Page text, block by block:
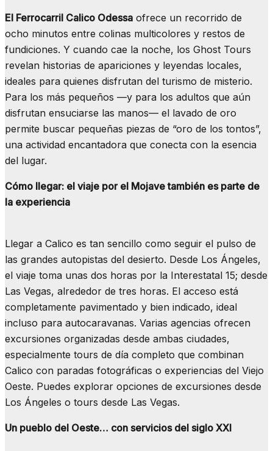
El Ferrocarril Calico Odessa ofrece un recorrido de
ocho minutos entre colinas multicolores y restos de
fundiciones. Y cuando cae la noche, los Ghost Tours
revelan historias de apariciones y leyendas locales,
ideales para quienes disfrutan del turismo de misterio.
Para los más pequeños —y para los adultos que aún
disfrutan ensuciarse las manos— el lavado de oro
permite buscar pequeñas piezas de “oro de los tontos”,
una actividad encantadora que conecta con la esencia
del lugar.
Cómo llegar: el viaje por el Mojave también es parte de
la experiencia
Llegar a Calico es tan sencillo como seguir el pulso de
las grandes autopistas del desierto. Desde Los Ángeles,
el viaje toma unas dos horas por la Interestatal 15; desde
Las Vegas, alrededor de tres horas. El acceso está
completamente pavimentado y bien indicado, ideal
incluso para autocaravanas. Varias agencias ofrecen
excursiones organizadas desde ambas ciudades,
especialmente tours de día completo que combinan
Calico con paradas fotográficas o experiencias del Viejo
Oeste. Puedes explorar opciones de excursiones desde
Los Ángeles o tours desde Las Vegas.
Un pueblo del Oeste… con servicios del siglo XXI